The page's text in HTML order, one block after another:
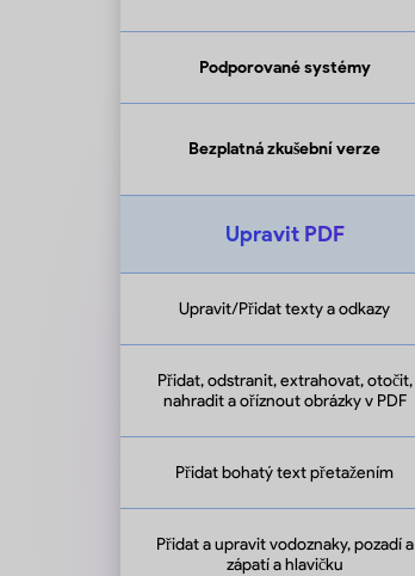
Podporované systémy
Bezplatná zkušební verze
Upravit PDF
Upravit/Přidat texty a odkazy
Přidat, odstranit, extrahovat, otočit,
nahradit a oříznout obrázky v PDF
Přidat bohatý text přetažením
Přidat a upravit vodoznaky, pozadí a
zápatí a hlavičku